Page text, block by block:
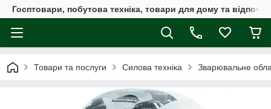
Госптовари, побутова техніка, товари для дому та
Товари та послуги Силова техніка Зварювальне